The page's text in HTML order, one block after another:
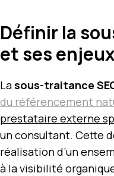
Définir la
et ses
Lasous-traitance
du référencement
prestataire externe
un consultant. Cette
réalisation d’un
à la visibilité